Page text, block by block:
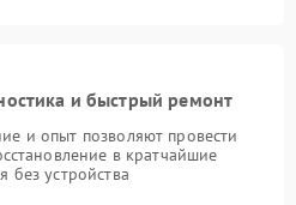
и быстрый ремонт
и опыт позволяют провести
в кратчайшие
без устройства